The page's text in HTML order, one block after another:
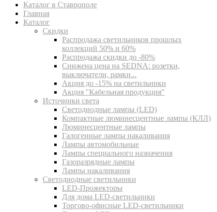
Каталог в Ставрополе
Главная
Каталог
Скидки
Распродажа светильников прошлых
коллекций 50% и 60%
Распродажа скидки до -80%
Cнижена цена на SEDNA: розетки,
выключатели, рамки...
Акция до -15% на светильники
Акция "Кабельная продукция"
Источники света
Светодиодные лампы (LED)
Компактные люминесцентные лампы (КЛЛ)
Люминесцентные лампы
Галогенные лампы накаливания
Лампы автомобильные
Лампы специального назначения
Газоразрядные лампы
Лампы накаливания
Светодиодные светильники
LED-Прожекторы
Для дома LED-светильники
Торгово-офисные LED-светильники